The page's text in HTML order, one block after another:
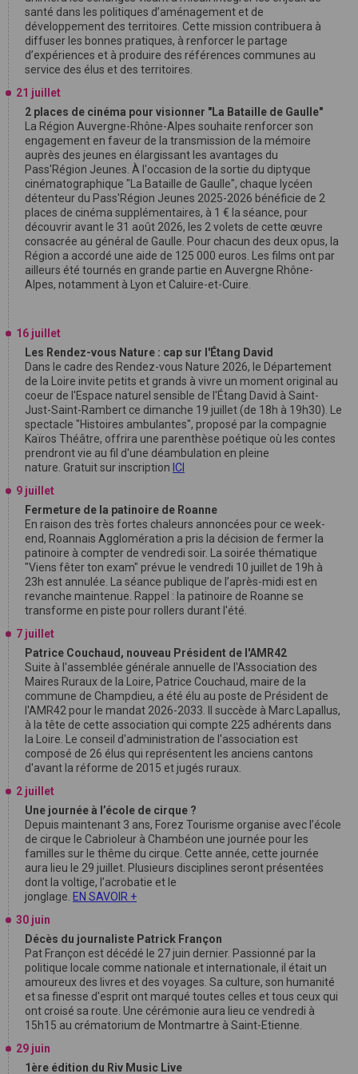
santé dans les politiques d’aménagement et de
développement des territoires. Cette mission contribuera à
diffuser les bonnes pratiques, à renforcer le partage
d’expériences et à produire des références communes au
service des élus et des territoires.
21 juillet
2 places de cinéma pour visionner "La Bataille de Gaulle"
La Région Auvergne-Rhône-Alpes souhaite renforcer son
engagement en faveur de la transmission de la mémoire
auprès des jeunes en élargissant les avantages du
Pass'Région Jeunes. À l'occasion de la sortie du diptyque
cinématographique "La Bataille de Gaulle", chaque lycéen
détenteur du Pass'Région Jeunes 2025-2026 bénéficie de 2
places de cinéma supplémentaires, à 1 € la séance, pour
découvrir avant le 31 août 2026, les 2 volets de cette œuvre
consacrée au général de Gaulle. Pour chacun des deux opus, la
Région a accordé une aide de 125 000 euros. Les films ont par
ailleurs été tournés en grande partie en Auvergne Rhône-
Alpes, notamment à Lyon et Caluire-et-Cuire.
16 juillet
Les Rendez-vous Nature : cap sur l'Étang David
Dans le cadre des Rendez-vous Nature 2026, le Département
de la Loire invite petits et grands à vivre un moment original au
coeur de l'Espace naturel sensible de l'Étang David à Saint-
Just-Saint-Rambert ce dimanche 19 juillet (de 18h à 19h30). Le
spectacle "Histoires ambulantes", proposé par la compagnie
Kaïros Théâtre, offrira une parenthèse poétique où les contes
prendront vie au fil d'une déambulation en pleine
nature. Gratuit sur inscription ICI
9 juillet
Fermeture de la patinoire de Roanne
En raison des très fortes chaleurs annoncées pour ce week-
end, Roannais Agglomération a pris la décision de fermer la
patinoire à compter de vendredi soir. La soirée thématique
"Viens fêter ton exam" prévue le vendredi 10 juillet de 19h à
23h est annulée. La séance publique de l’après-midi est en
revanche maintenue. Rappel : la patinoire de Roanne se
transforme en piste pour rollers durant l'été.
7 juillet
Patrice Couchaud, nouveau Président de l'AMR42
Suite à l'assemblée générale annuelle de l'Association des
Maires Ruraux de la Loire, Patrice Couchaud, maire de la
commune de Champdieu, a été élu au poste de Président de
l'AMR42 pour le mandat 2026-2033. Il succède à Marc Lapallus,
à la tête de cette association qui compte 225 adhérents dans
la Loire. Le conseil d'administration de l'association est
composé de 26 élus qui représentent les anciens cantons
d'avant la réforme de 2015 et jugés ruraux.
2 juillet
Une journée à l’école de cirque ?
Depuis maintenant 3 ans, Forez Tourisme organise avec l’école
de cirque le Cabrioleur à Chambéon une journée pour les
familles sur le thême du cirque. Cette année, cette journée
aura lieu le 29 juillet. Plusieurs disciplines seront présentées
dont la voltige, l’acrobatie et le
jonglage. EN SAVOIR +
30 juin
Décès du journaliste Patrick Françon
Pat Françon est décédé le 27 juin dernier. Passionné par la
politique locale comme nationale et internationale, il était un
amoureux des livres et des voyages. Sa culture, son humanité
et sa finesse d'esprit ont marqué toutes celles et tous ceux qui
ont croisé sa route. Une cérémonie aura lieu ce vendredi à
15h15 au crématorium de Montmartre à Saint-Etienne.
29 juin
1ère édition du Riv Music Live